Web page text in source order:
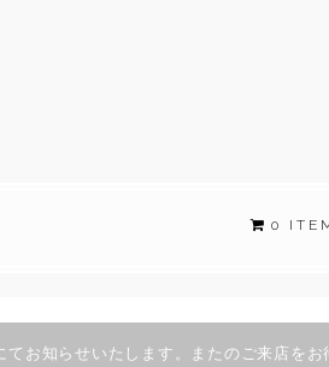
0
お知らせいたします。またのご来店をお